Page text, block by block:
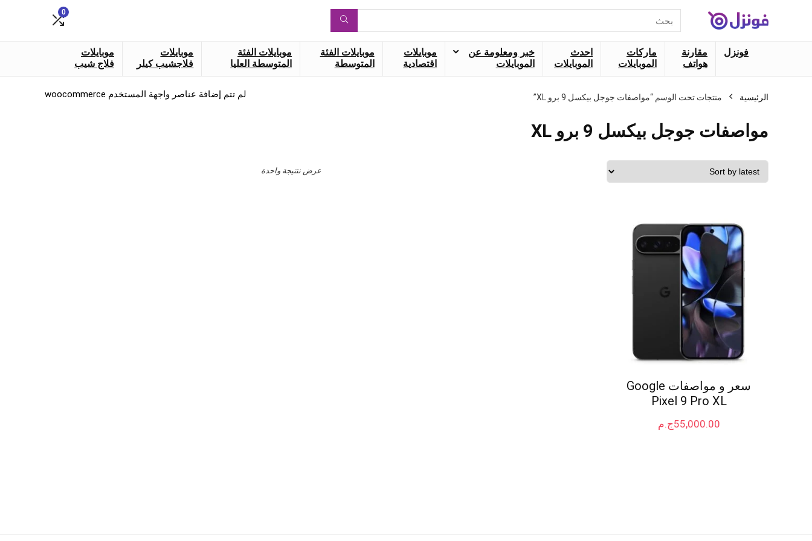
عن:
0
فونزل
مقارنة
هواتف
ماركات
الموبايلات
احدث
الموبايلات
خبر ومعلومة عن
الموبايلات
موبايلات
اقتصادية
موبايلات الفئة
المتوسطة
موبايلات الفئة
المتوسطة العليا
موبايلات
فلاجشيب كيلر
موبايلات
فلاج شيب
الرئيسية منتجات تحت الوسم “مواصفات جوجل بيكسل 9 برو XL”
مواصفات جوجل بيكسل 9 برو XL
عرض نتتيجة واحدة
سعر و مواصفات Google
Pixel 9 Pro XL
ج.م55,000.00
لم تتم إضافة عناصر واجهة المستخدم woocommerce